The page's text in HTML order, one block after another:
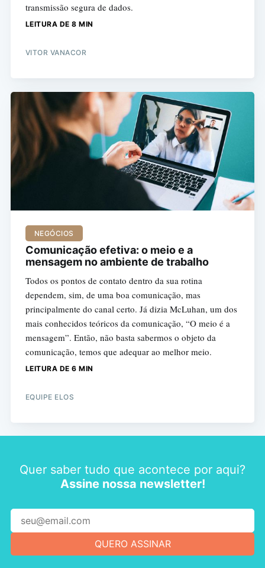
transmissão segura de dados.
LEITURA DE 8 MIN
VITOR VANACOR
NEGÓCIOS
Comunicação efetiva: o meio e a
mensagem no ambiente de trabalho
Todos os pontos de contato dentro da sua rotina
dependem, sim, de uma boa comunicação, mas
principalmente do canal certo. Já dizia McLuhan, um dos
mais conhecidos teóricos da comunicação, “O meio é a
mensagem”. Então, não basta sabermos o objeto da
comunicação, temos que adequar ao melhor meio.
LEITURA DE 6 MIN
EQUIPE ELOS
Quer saber tudo que acontece por aqui?
Assine nossa newsletter!